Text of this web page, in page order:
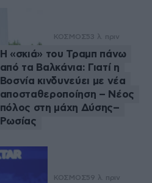
ΚΟΣΜΟΣ53 λ. πριν
Η «σκιά» του Τραμπ πάνω
από τα Βαλκάνια: Γιατί η
Βοσνία κινδυνεύει με νέα
αποσταθεροποίηση – Νέος
πόλος στη μάχη Δύσης–
Ρωσίας
ΚΟΣΜΟΣ59 λ. πριν